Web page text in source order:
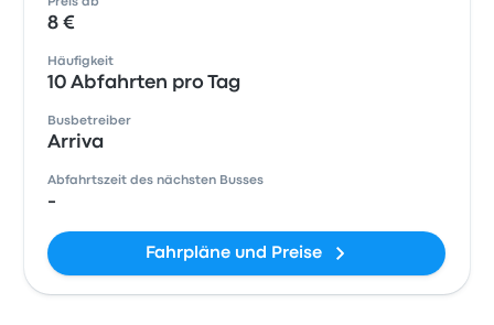
Preis ab
8 €
Häufigkeit
10 Abfahrten pro Tag
Busbetreiber
Arriva
Abfahrtszeit des nächsten Busses
-
Fahrpläne und Preise